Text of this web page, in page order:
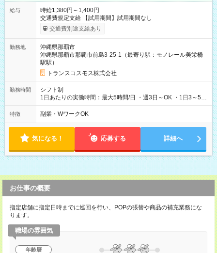
給与
時給1,380円～1,400円
交通費規定支給 【試用期間】試用期間なし
交通費別途支給あり
勤務地
沖縄県那覇市
沖縄県那覇市那覇市前島3-25-1（最寄り駅：モノレール美栄橋
駅駅）
トランスコスモス株式会社
勤務時間
シフト制
1日あたりの実働時間：最大5時間/日 ・週3日～OK ・1日3～5時
間 ・平日のみOK ▼シフト例 ・8:00～13:00 ・9:00～12:00 ・
9:00～14:00
特徴 副業・WワークOK
気になる！ 応募する 詳細へ
お仕事の概要
指定店舗に指定日時までに巡回を行い、POPの張替や商品の補充業務にな
ります。
職場の雰囲気
年齢層